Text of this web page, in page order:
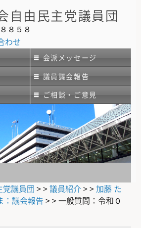
自由民主党議員団
８５８
わせ
会派メッセージ
議員議会報告
ご相談・ご意見
党議員団 > >議員紹介> > 加藤 た
：議会報告 > >一般質問：令和０